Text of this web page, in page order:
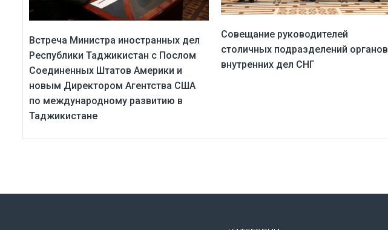
Встреча Министра иностранных дел
Республики Таджикистан с Послом
Соединенных Штатов Америки и
новым Директором Агентства США
по международному развитию в
Таджикистане
Совещание руководителей
столичных подразделений органов
внутренних дел СНГ